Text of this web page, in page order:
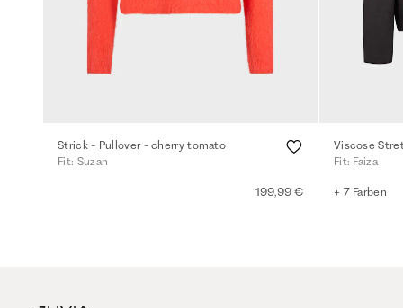
Strick - Pullover - cherry tomato
Fit: Suzan
199,99 €
Viscose
Fit: Faiza
+ 7 Farben